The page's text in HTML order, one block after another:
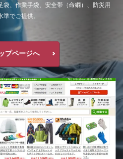
、作業手袋、安全帯（命綱）、防災用
準でご提供。
プページへ